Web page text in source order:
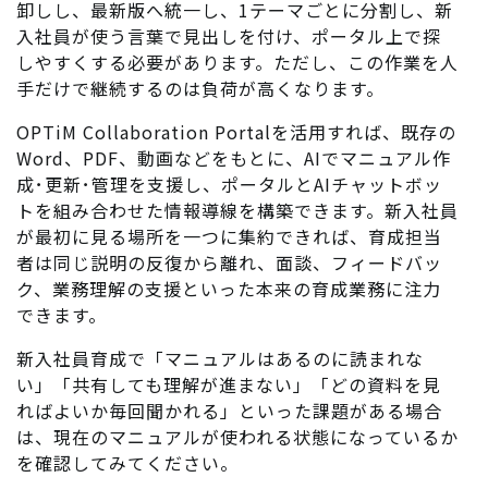
卸しし、最新版へ統一し、1テーマごとに分割し、新
入社員が使う言葉で見出しを付け、ポータル上で探
しやすくする必要があります。ただし、この作業を人
手だけで継続するのは負荷が高くなります。
OPTiM Collaboration Portalを活用すれば、既存の
Word、PDF、動画などをもとに、AIでマニュアル作
成･更新･管理を支援し、ポータルとAIチャットボッ
トを組み合わせた情報導線を構築できます。新入社員
が最初に見る場所を一つに集約できれば、育成担当
者は同じ説明の反復から離れ、面談、フィードバッ
ク、業務理解の支援といった本来の育成業務に注力
できます。
新入社員育成で「マニュアルはあるのに読まれな
い」「共有しても理解が進まない」「どの資料を見
ればよいか毎回聞かれる」といった課題がある場合
は、現在のマニュアルが使われる状態になっているか
を確認してみてください。